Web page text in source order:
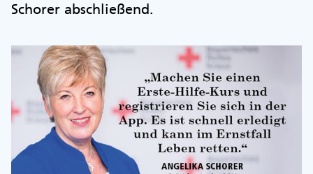
Schorer abschließend.